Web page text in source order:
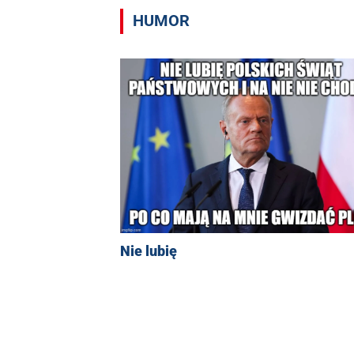
HUMOR
Nie lubię